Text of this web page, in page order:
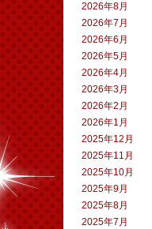
2026年8月
2026年7月
2026年6月
2026年5月
2026年4月
2026年3月
2026年2月
2026年1月
2025年12月
2025年11月
2025年10月
2025年9月
2025年8月
2025年7月